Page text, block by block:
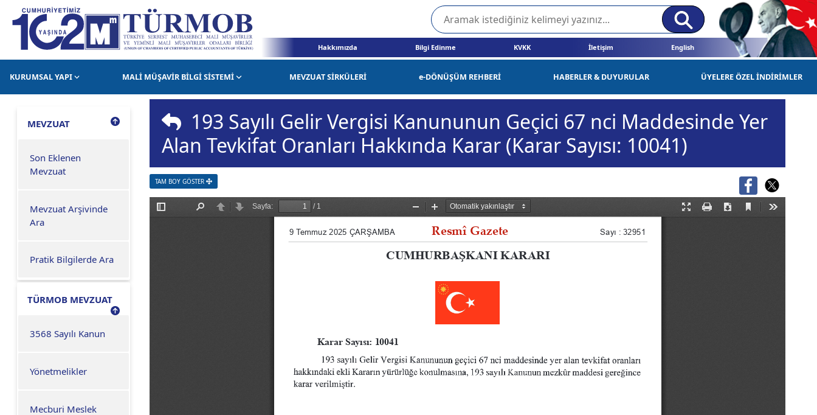
Hakkımızda Bilgi Edinme KVKK İletişim English
KURUMSAL YAPI MALİ MÜŞAVİR BİLGİ SİSTEMİ MEVZUAT SİRKÜLERİ e-DÖNÜŞÜM REHBERİ HABERLER & DUYURULAR ÜYELERE ÖZEL İNDİRİMLER
MEVZUAT
Son Eklenen
Mevzuat
Mevzuat Arşivinde
Ara
Pratik Bilgilerde Ara
TÜRMOB MEVZUAT
3568 Sayılı Kanun
Yönetmelikler
Mecburi Meslek
193 Sayılı Gelir Vergisi Kanununun Geçici 67 nci Maddesinde Yer
Alan Tevkifat Oranları Hakkında Karar (Karar Sayısı: 10041)
TAM BOY GÖSTER